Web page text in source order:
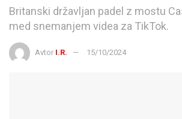
Britanski državljan padel z mostu
med snemanjem videa za TikTok.
Avtor I.R. 15/10/2024